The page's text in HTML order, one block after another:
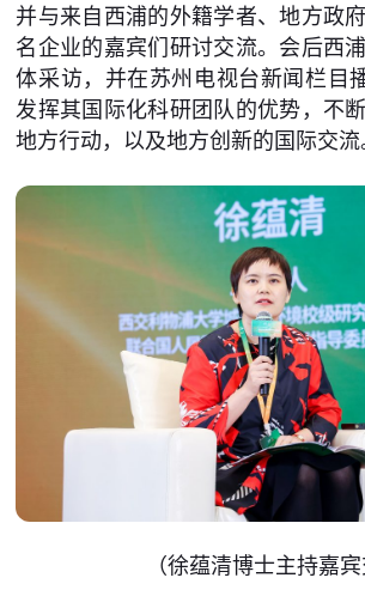
并与来自西浦的外籍学者、地方政
名企业的嘉宾们研讨交流。会后西
体采访，并在苏州电视台新闻栏目
发挥其国际化科研团队的优势，不
地方行动，以及地方创新的国际交流
（徐蕴清博士主持嘉宾